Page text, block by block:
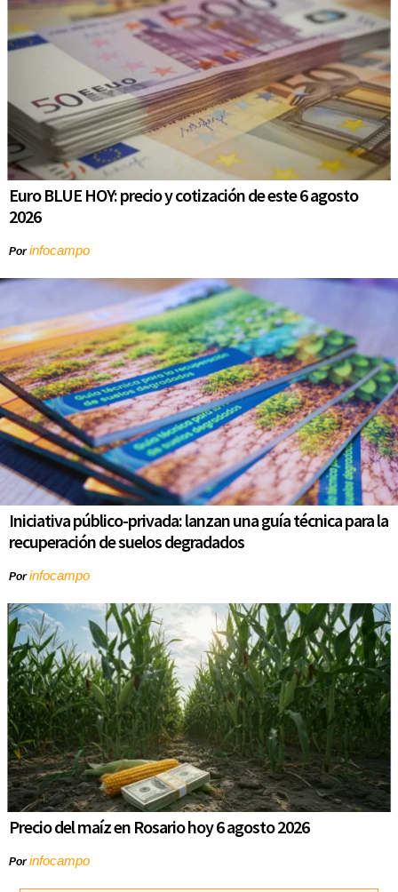
Euro BLUE HOY: precio y cotización de este 6 agosto
2026
Porinfocampo
Iniciativa público-privada: lanzan una guía técnica para la
recuperación de suelos degradados
Porinfocampo
Precio del maíz en Rosario hoy 6 agosto 2026
Porinfocampo